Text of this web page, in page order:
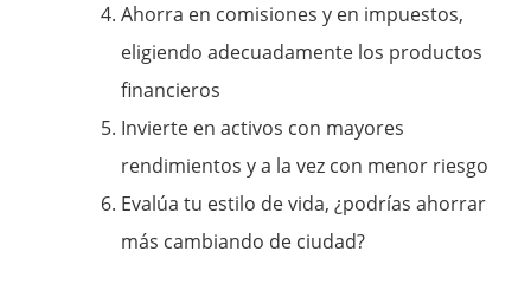
Ahorra en comisiones y en impuestos,
eligiendo adecuadamente los productos
financieros
Invierte en activos con mayores
rendimientos y a la vez con menor riesgo
Evalúa tu estilo de vida, ¿podrías ahorrar
más cambiando de ciudad?